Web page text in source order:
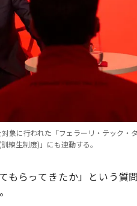
象に行われた「フェラーリ・テック・
練生制度)」にも連動する。
もらってきたか」という質